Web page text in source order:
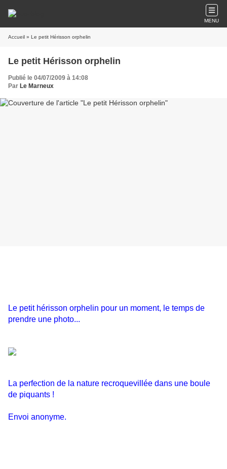
MENU
Accueil » Le petit Hérisson orphelin
Le petit Hérisson orphelin
Publié le 04/07/2009 à 14:08
Par Le Marneux
Le petit hérisson orphelin pour un moment, le temps de
prendre une photo...
La perfection de la nature recroquevillée dans une boule
de piquants !
Envoi anonyme.